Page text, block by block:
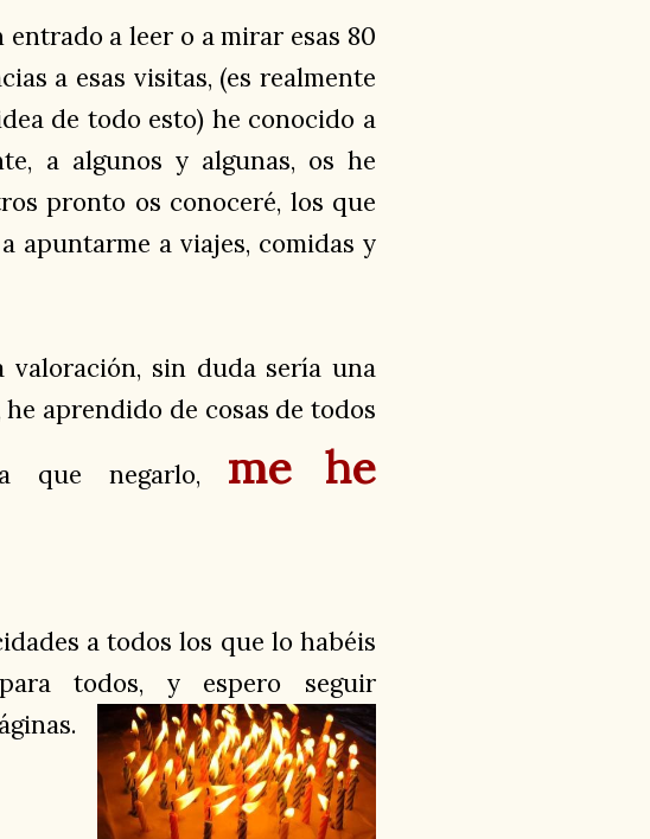
a leer o a mirar esas 80
a esas visitas, (es realmente
de todo esto) he conocido a
a algunos y algunas, os he
pronto os conoceré, los que
apuntarme a viajes, comidas y
sin duda sería una
aprendido de cosas de todos
que negarlo, me he
a todos los que lo habéis
todos, y espero seguir